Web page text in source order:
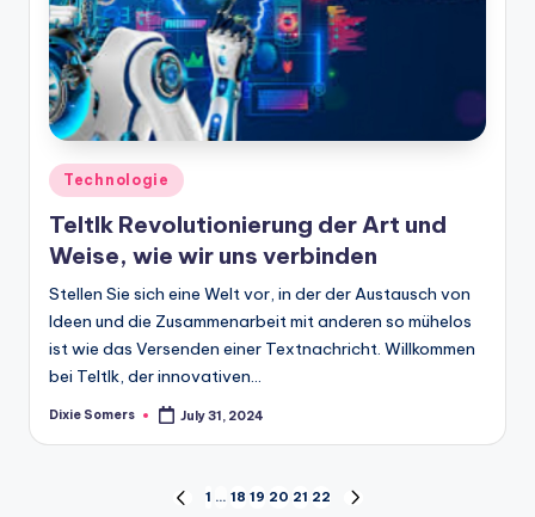
Posted
in
Technologie
Teltlk Revolutionierung der Art und
Weise, wie wir uns verbinden
Stellen Sie sich eine Welt vor, in der der Austausch von
Ideen und die Zusammenarbeit mit anderen so mühelos
ist wie das Versenden einer Textnachricht. Willkommen
bei Teltlk, der innovativen…
Posted
Dixie Somers July 31, 2024
PREVIOUS
1 … 18 19 20 21 22